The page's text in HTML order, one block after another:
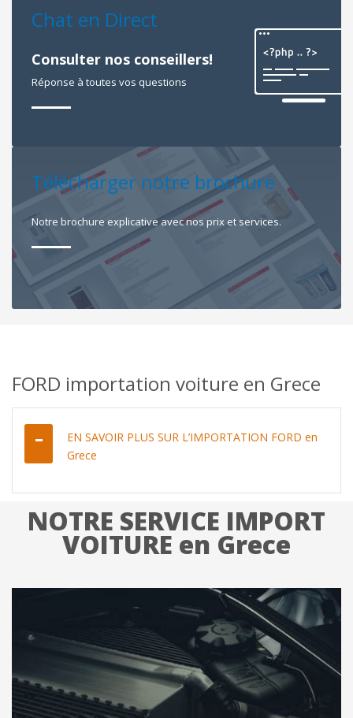
Chat en Direct
Consulter nos conseillers!
Réponse à toutes vos questions
Télécharger notre brochure
Notre brochure explicative avec nos prix et services.
FORD importation voiture en Grece
EN SAVOIR PLUS SUR L’IMPORTATION FORD en
Grece
NOTRE SERVICE IMPORT
VOITURE en Grece